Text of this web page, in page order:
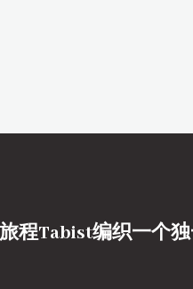
程Tabist编织一个